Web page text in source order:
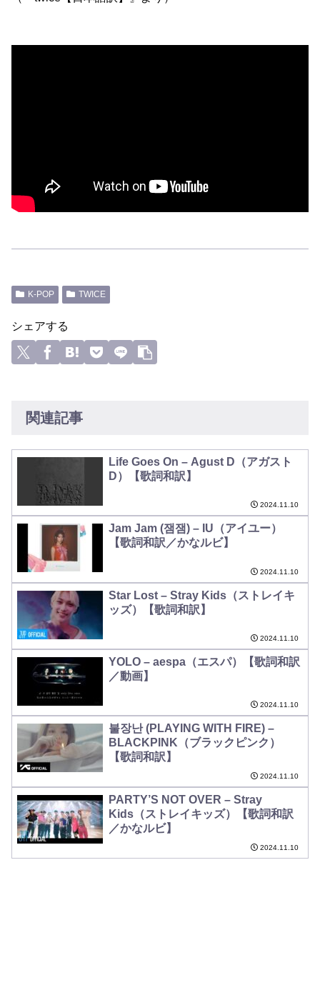
K-POP TWICE
シェアする
関連記事
Life Goes On – Agust D（アガスト
D）【歌詞和訳】
2024.11.10
Jam Jam (잼잼) – IU（アイユー）
【歌詞和訳／かなルビ】
2024.11.10
Star Lost – Stray Kids（ストレイキ
ッズ）【歌詞和訳】
2024.11.10
YOLO – aespa（エスパ）【歌詞和訳
／動画】
2024.11.10
불장난 (PLAYING WITH FIRE) –
BLACKPINK（ブラックピンク）
【歌詞和訳】
2024.11.10
PARTY’S NOT OVER – Stray
Kids（ストレイキッズ）【歌詞和訳
／かなルビ】
2024.11.10